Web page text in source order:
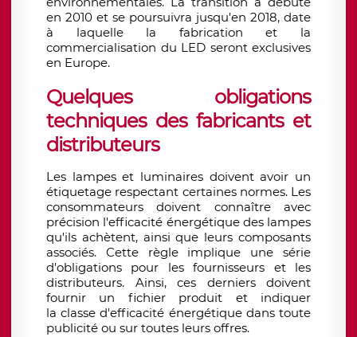
en 2010 et se poursuivra jusqu'en 2018, date
à laquelle la fabrication et la
commercialisation du LED seront exclusives
en Europe.
Quelques obligations
techniques des fabricants et
distributeurs
Les lampes et luminaires doivent avoir un
étiquetage respectant certaines normes. Les
consommateurs doivent connaître avec
précision l'efficacité énergétique des lampes
qu'ils achètent, ainsi que leurs composants
associés. Cette règle implique une série
d'obligations pour les fournisseurs et les
distributeurs. Ainsi, ces derniers doivent
fournir un fichier produit et indiquer
laclasse d'efficacité énergétiquedans toute
publicité ou sur toutes leurs offres.